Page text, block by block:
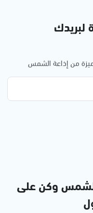
لبريدك
من إذاعة الشمس
وكن على